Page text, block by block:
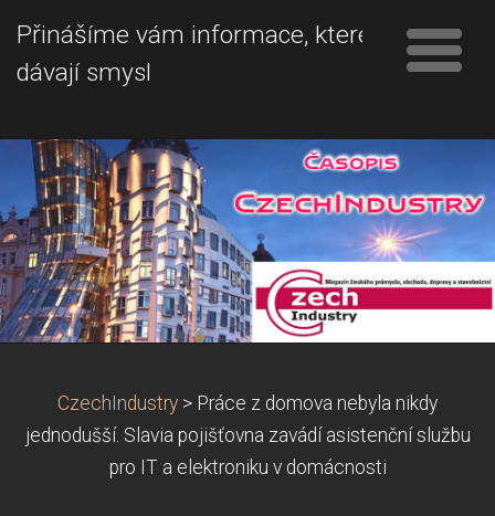
Přinášíme vám informace, které
dávají smysl
CzechIndustry > Práce z domova nebyla nikdy
jednodušší. Slavia pojišťovna zavádí asistenční službu
pro IT a elektroniku v domácnosti